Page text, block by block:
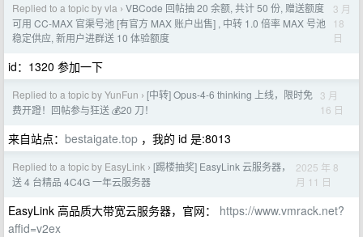
Replied to a topic by vla › VBCode 回帖抽 20 余额, 共计 50 份, 赠送额度
可用 CC-MAX 官渠号池 [有官方 MAX 账户出售] , 中转 1.0 倍率 MAX 号池
稳定供应, 新用户进群送 10 体验额度
3 月
18
日
id：1320 参加一下
Replied to a topic by YunFun › [中转] Opus-4-6 thinking 上线，限时免
费开蹬！回帖参与狂送 💰20 刀！
3 月
16 日
来自站点： bestaigate.top ，我的 id 是:8013
Replied to a topic by EasyLink › [踢楼抽奖] EasyLink 云服务器，
送 4 台精品 4C4G 一年云服务器
2025 年 8
月 11 日
EasyLink 高品质大带宽云服务器，官网： https://www.vmrack.net?
affid=v2ex